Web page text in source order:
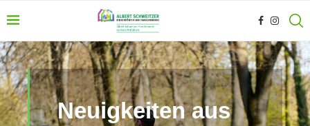
Neuigkeiten aus